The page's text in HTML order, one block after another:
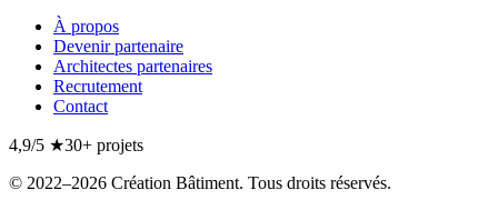
À propos
Devenir partenaire
Architectes partenaires
Recrutement
Contact
4,9/5 ★30+ projets
© 2022–2026 Création Bâtiment. Tous droits réservés.